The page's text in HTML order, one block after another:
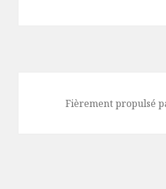
Fièrement propulsé